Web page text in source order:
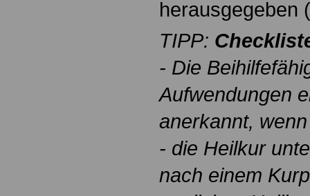
herausgegeben
TIPP:
- Die
Aufwendungen
anerkannt, wenn
- die Heilkur
nach einem